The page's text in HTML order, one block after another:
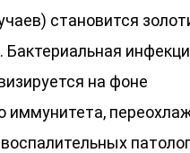
становится
Бактериальная
на фоне
иммунитета,